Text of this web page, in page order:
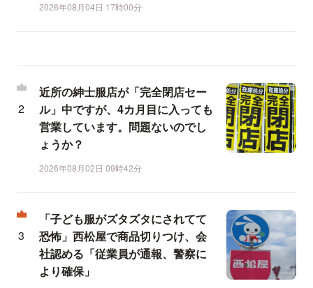
2026年08月04日 17時00分
近所の紳士服店が「完全閉店セー
ル」中ですが、4カ月目に入っても
営業しています。問題ないのでし
ょうか？
2026年08月02日 09時42分
「子ども服がズタズタにされてて
恐怖」西松屋で商品切りつけ、会
社認める「従業員が通報、警察に
より確保」